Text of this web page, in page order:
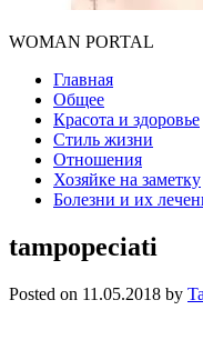
WOMAN PORTAL
Главная
Общее
Красота и здоровье
Стиль жизни
Отношения
Хозяйке на заметку
Болезни и их
tampopeciati
Posted on 11.05.2018 by